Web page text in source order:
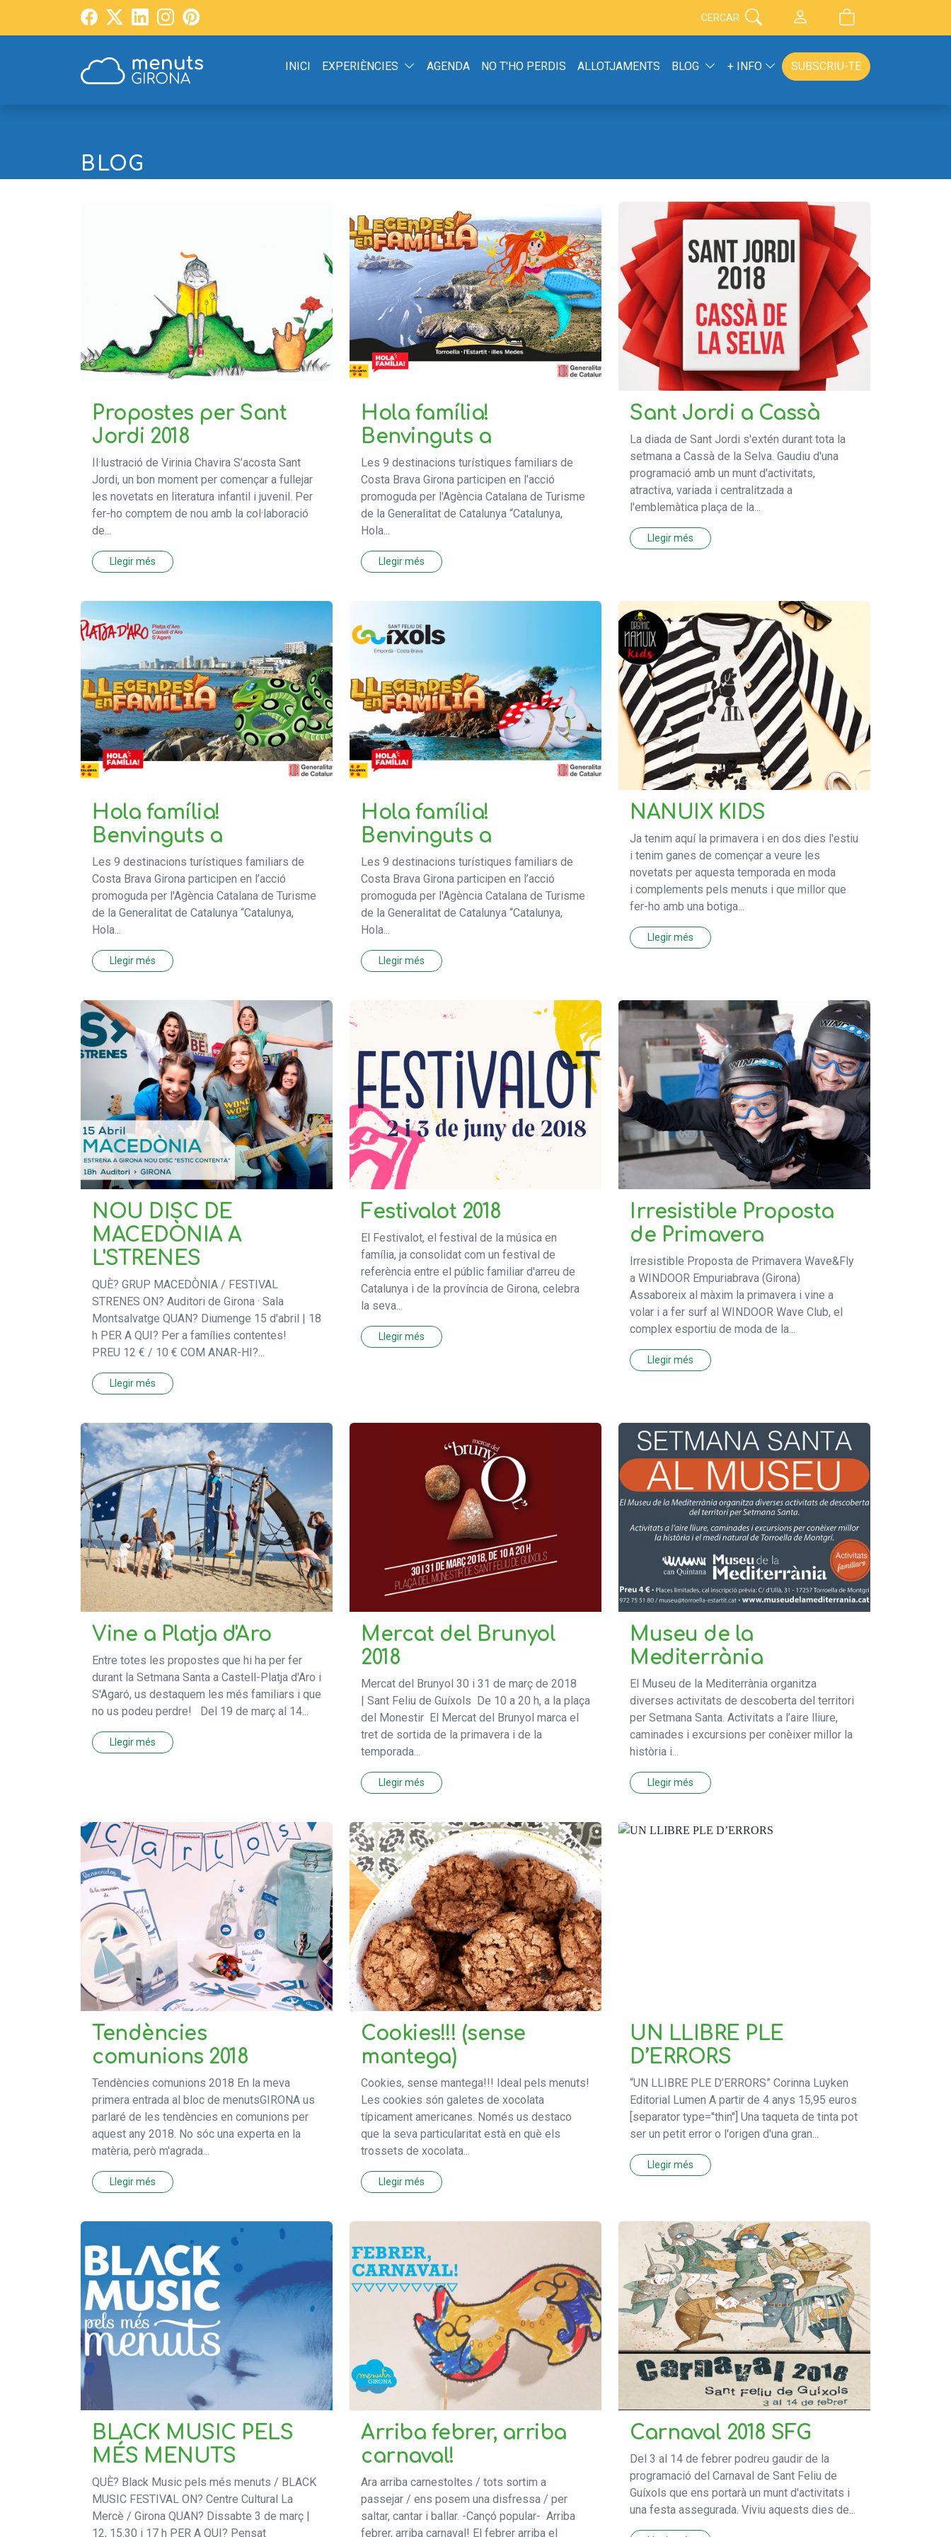
CERCAR
INICI EXPERIÈNCIES AGENDA NO T'HO PERDIS ALLOTJAMENTS BLOG + INFO SUBSCRIU-TE
BLOG
Propostes per Sant
Jordi 2018
Il·lustració de Virinia Chavira S’acosta Sant
Jordi, un bon moment per començar a fullejar
les novetats en literatura infantil i juvenil. Per
fer-ho comptem de nou amb la col·laboració
de...
Llegir més
Hola família!
Benvinguts a
Les 9 destinacions turístiques familiars de
Costa Brava Girona participen en l’acció
promoguda per l'Agència Catalana de Turisme
de la Generalitat de Catalunya “Catalunya,
Hola...
Llegir més
Sant Jordi a Cassà
La diada de Sant Jordi s'extén durant tota la
setmana a Cassà de la Selva. Gaudiu d'una
programació amb un munt d'activitats,
atractiva, variada i centralitzada a
l'emblemàtica plaça de la...
Llegir més
Hola família!
Benvinguts a
Les 9 destinacions turístiques familiars de
Costa Brava Girona participen en l’acció
promoguda per l'Agència Catalana de Turisme
de la Generalitat de Catalunya “Catalunya,
Hola...
Llegir més
Hola família!
Benvinguts a
Les 9 destinacions turístiques familiars de
Costa Brava Girona participen en l’acció
promoguda per l'Agència Catalana de Turisme
de la Generalitat de Catalunya “Catalunya,
Hola...
Llegir més
NANUIX KIDS
Ja tenim aquí la primavera i en dos dies l'estiu
i tenim ganes de començar a veure les
novetats per aquesta temporada en moda
i complements pels menuts i que millor que
fer-ho amb una botiga...
Llegir més
NOU DISC DE
MACEDÒNIA A
L'STRENES
QUÈ? GRUP MACEDÒNIA / FESTIVAL
STRENES ON? Auditori de Girona · Sala
Montsalvatge QUAN? Diumenge 15 d'abril | 18
h PER A QUI? Per a famílies contentes!
PREU 12 € / 10 € COM ANAR-HI?...
Llegir més
Festivalot 2018
El Festivalot, el festival de la música en
família, ja consolidat com un festival de
referència entre el públic familiar d'arreu de
Catalunya i de la província de Girona, celebra
la seva...
Llegir més
Irresistible Proposta
de Primavera
Irresistible Proposta de Primavera Wave&Fly
a WINDOOR Empuriabrava (Girona)
Assaboreix al màxim la primavera i vine a
volar i a fer surf al WINDOOR Wave Club, el
complex esportiu de moda de la...
Llegir més
Vine a Platja d'Aro
Entre totes les propostes que hi ha per fer
durant la Setmana Santa a Castell-Platja d'Aro i
S'Agaró, us destaquem les més familiars i que
no us podeu perdre! Del 19 de març al 14...
Llegir més
Mercat del Brunyol
2018
Mercat del Brunyol 30 i 31 de març de 2018
| Sant Feliu de Guíxols De 10 a 20 h, a la plaça
del Monestir El Mercat del Brunyol marca el
tret de sortida de la primavera i de la
temporada...
Llegir més
Museu de la
Mediterrània
El Museu de la Mediterrània organitza
diverses activitats de descoberta del territori
per Setmana Santa. Activitats a l’aire lliure,
caminades i excursions per conèixer millor la
història i...
Llegir més
Tendències
comunions 2018
Tendències comunions 2018 En la meva
primera entrada al bloc de menutsGIRONA us
parlaré de les tendències en comunions per
aquest any 2018. No sóc una experta en la
matèria, però m'agrada...
Llegir més
Cookies!!! (sense
mantega)
Cookies, sense mantega!!! Ideal pels menuts!
Les cookies són galetes de xocolata
típicament americanes. Només us destaco
que la seva particularitat està en què els
trossets de xocolata...
Llegir més
UN LLIBRE PLE
D’ERRORS
“UN LLIBRE PLE D’ERRORS” Corinna Luyken
Editorial Lumen A partir de 4 anys 15,95 euros
[separator type="thin"] Una taqueta de tinta pot
ser un petit error o l'origen d'una gran...
Llegir més
BLACK MUSIC PELS
MÉS MENUTS
QUÈ? Black Music pels més menuts / BLACK
MUSIC FESTIVAL ON? Centre Cultural La
Mercè / Girona QUAN? Dissabte 3 de març |
12, 15.30 i 17 h PER A QUI? Pensat
Arriba febrer, arriba
carnaval!
Ara arriba carnestoltes / tots sortim a
passejar / ens posem una disfressa / per
saltar, cantar i ballar. -Cançó popular- Arriba
febrer, arriba carnaval! El febrer arriba el
Carnaval 2018 SFG
Del 3 al 14 de febrer podreu gaudir de la
programació del Carnaval de Sant Feliu de
Guíxols que ens portarà un munt d'activitats i
una festa assegurada. Viviu aquests dies de...